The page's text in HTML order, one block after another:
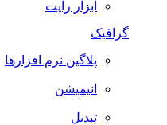
ابزار رایت
گرافیک
پلاگین نرم افزارها
انیمیشن
تبدیل